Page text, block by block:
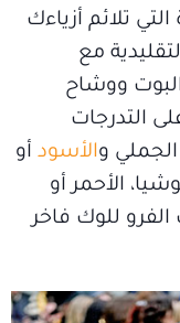
تلائم أزياءك
مع
ووشاح
التدرجات
الجملي والأسود أو
الأحمر أو
للوك فاخر